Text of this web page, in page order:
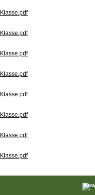
Klasse.pdf
Klasse.pdf
Klasse.pdf
Klasse.pdf
Klasse.pdf
Klasse.pdf
Klasse.pdf
Klasse.pdf